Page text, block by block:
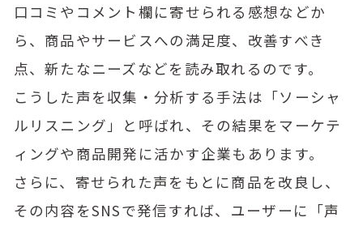
口コミやコメント欄に寄せられる感想などか
ら、商品やサービスへの満足度、改善すべき
点、新たなニーズなどを読み取れるのです。
こうした声を収集・分析する手法は「ソーシャ
ルリスニング」と呼ばれ、その結果をマーケテ
ィングや商品開発に活かす企業もあります。
さらに、寄せられた声をもとに商品を改良し、
その内容をSNSで発信すれば、ユーザーに「声